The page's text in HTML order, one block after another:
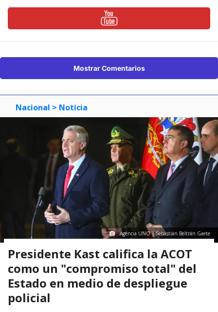
Mostrar Comentarios
Nacional > Noticia
Agencia UNO | Sebastián Beltrán Gaete
Presidente Kast califica la ACOT
como un "compromiso total" del
Estado en medio de despliegue
policial